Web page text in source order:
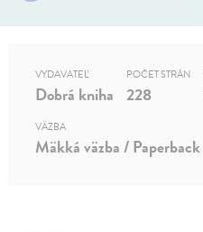
VYDAVATEĽ
Dobrá kniha
POČET STRÁN
228
VÄZBA
Mäkká väzba / Paperback